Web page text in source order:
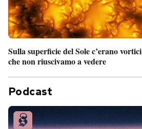
Sulla superficie del Sole c’erano vortici
che non riuscivamo a vedere
Podcast